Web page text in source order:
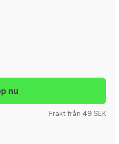
Frakt från 49 SEK